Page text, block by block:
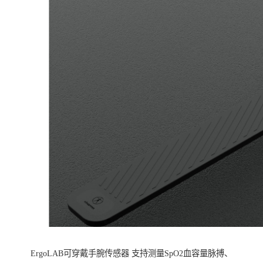
ErgoLAB可穿戴手腕传感器 支持测量SpO2血容量脉搏、